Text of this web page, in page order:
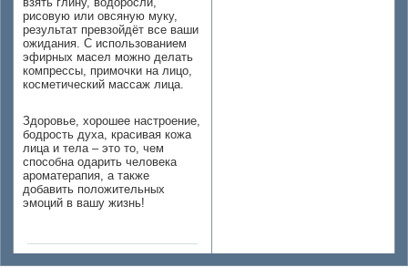
рисовую или овсяную муку,
результат превзойдёт все ваши
ожидания. С использованием
эфирных масел можно делать
компрессы, примочки на лицо,
косметический массаж лица.
Здоровье, хорошее настроение,
бодрость духа, красивая кожа
лица и тела – это то, чем
способна одарить человека
ароматерапия, а также
добавить положительных
эмоций в вашу жизнь!